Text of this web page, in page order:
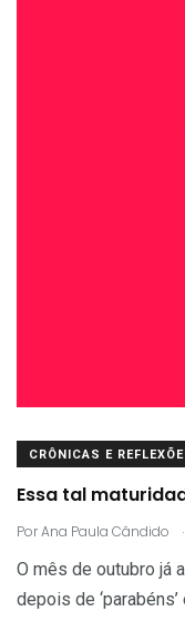
CRÔNICAS E
Essa tal
PorAna Paula Cândido .
O mês de outubro já
depois de